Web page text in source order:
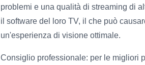
problemi e una qualità di streaming di
il software del loro TV, il che può
un'esperienza di visione ottimale.
Consiglio professionale: per le migliori